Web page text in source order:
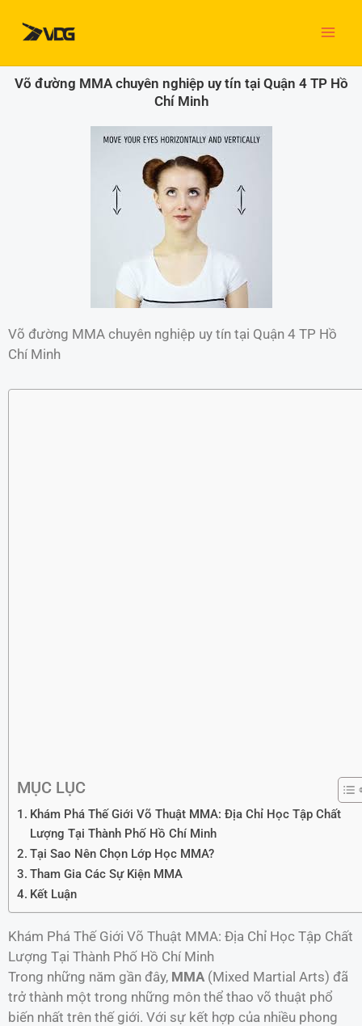
dung
Võ đường MMA chuyên nghiệp uy tín tại Quận 4 TP Hồ
Chí Minh
Võ đường MMA chuyên nghiệp uy tín tại Quận 4 TP Hồ
Chí Minh
MỤC LỤC
Khám Phá Thế Giới Võ Thuật MMA: Địa Chỉ Học Tập Chất
Lượng Tại Thành Phố Hồ Chí Minh
Tại Sao Nên Chọn Lớp Học MMA?
Tham Gia Các Sự Kiện MMA
Kết Luận
Khám Phá Thế Giới Võ Thuật MMA: Địa Chỉ Học Tập Chất
Lượng Tại Thành Phố Hồ Chí Minh
Trong những năm gần đây, MMA (Mixed Martial Arts) đã
trở thành một trong những môn thể thao võ thuật phổ
biến nhất trên thế giới. Với sự kết hợp của nhiều phong